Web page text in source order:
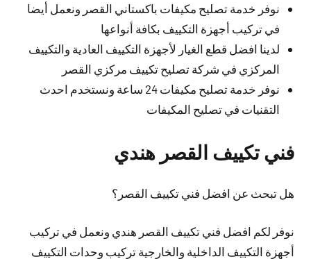
نوفر خدمة تصليح مكيفات باكستاني القصر ونعمل أيضا
في تركيب أجهزة التكييف بكافة أنواعها
لدينا افضل قطع الغيار لأجهزة التكييف العادية والتكييف
المركزي في شركة تصليح تكييف مركزي القصر
نوفر خدمة تصليح مكيفات 24 ساعة ونستخدم احدث
التقنيات في تصليح المكيفات
فني تكييف القصر هندي
هل تبحث عن افضل فني تكييف القصر؟
نوفر لكم افضل فني تكييف القصر هندي ونعمل في تركيب
أجهزة التكييف الداخلية والخارجية تركيب وحدات التكييف